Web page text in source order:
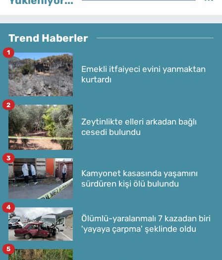
Trend Haberler
Emekli itfaiyeci evini yanmaktan
kurtardı
1
Zeytinlikte elleri arkadan bağlı
cesedi bulundu
2
Kamyonet kasasında yaşamını
sürdüren kişi ölü bulundu
3
Ölümlü-yaralanmalı 7 kazadan biri
'yayaya çarpma' şeklinde oldu
4
5